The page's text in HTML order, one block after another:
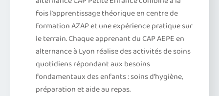
fois l’apprentissage théorique en centre de
formation AZAP et une expérience pratique sur
le terrain. Chaque apprenant du CAP AEPE en
alternance à Lyon réalise des activités de soins
quotidiens répondant aux besoins
fondamentaux des enfants : soins d’hygiène,
préparation et aide au repas.